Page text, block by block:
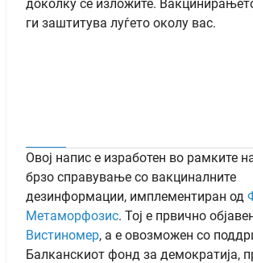
доколку се изложите.
ги заштитува луѓето околу вас.
Овој напис е изработен во рамките
брзо справување со вакциналните
дезинформации, имплементиран од
Метаморфозис. Тој е првично
Вистиномер, а e овозможен со
Балканскиот фонд за демократија,